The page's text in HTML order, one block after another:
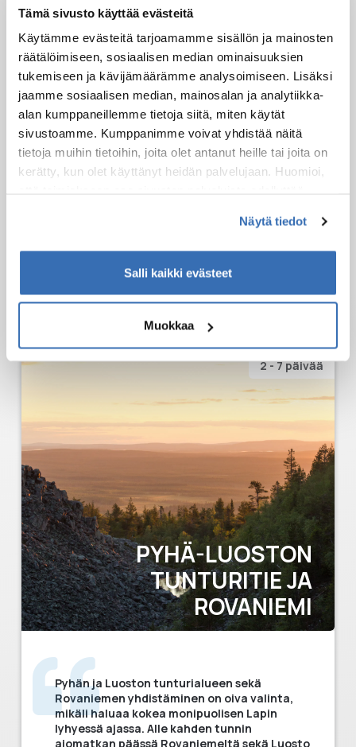
Tämä sivusto käyttää evästeitä
Käytämme evästeitä tarjoamamme sisällön ja mainosten
räätälöimiseen, sosiaalisen median ominaisuuksien
tukemiseen ja kävijämäärämme analysoimiseen. Lisäksi
jaamme sosiaalisen median, mainosalan ja analytiikka-
alan kumppaneillemme tietoja siitä, miten käytät
sivustoamme. Kumppanimme voivat yhdistää näitä
tietoja muihin tietoihin, joita olet antanut heille tai joita on
kerätty, kun olet käyttänyt heidän palvelujaan. Huomioi,
Näytä tiedot
Salli kaikki evästeet
Muokkaa
Neuvonnasta, joka on samalla alueen matkailuinfo, josta
vinkit retkeilyyn. NaavaShopissa voit tehdä ostoksia ja Café
Loimussa nauttia lounasta tai paikallisia leivonnaisia kahvin
kera.
Pyhän hiihtokeskus ja takamaastot
Outdoor & Sports
Pyhän erinomaisessa kunnossa olevat rinteet tarjoavat
monipuolisesti laskettavaa niin aloittelijoille kuin
laskuharrastuksessaan pidemmälle edistyneille konkareille.
vapaalaskumahdollisuudet. Pyhällä Suomen kauneimmat
Tämä reitti kulkee kohteen läpi
REITIN VARRELLA
2 - 7 päivää
PYHÄ-LUOSTON
TUNTURITIE JA
ROVANIEMI
Pyhän ja Luoston tunturialueen sekä
Rovaniemen yhdistäminen on oiva valinta,
mikäli haluaa kokea monipuolisen Lapin
lyhyessä ajassa. Alle kahden tunnin
ajomatkan päässä Rovaniemeltä sekä Luosto